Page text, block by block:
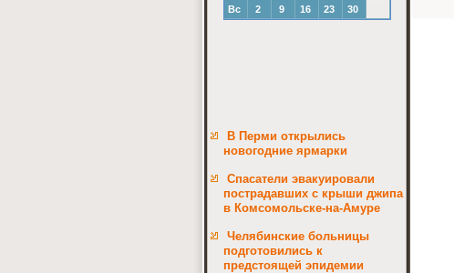
Вс
2 9 16 23 30
В Перми открылись
новогодние ярмарки
Спасатели эвакуировали
пострадавших с крыши джипа
в Комсомольске-на-Амуре
Челябинские больницы
подготовились к
предстоящей эпидемии